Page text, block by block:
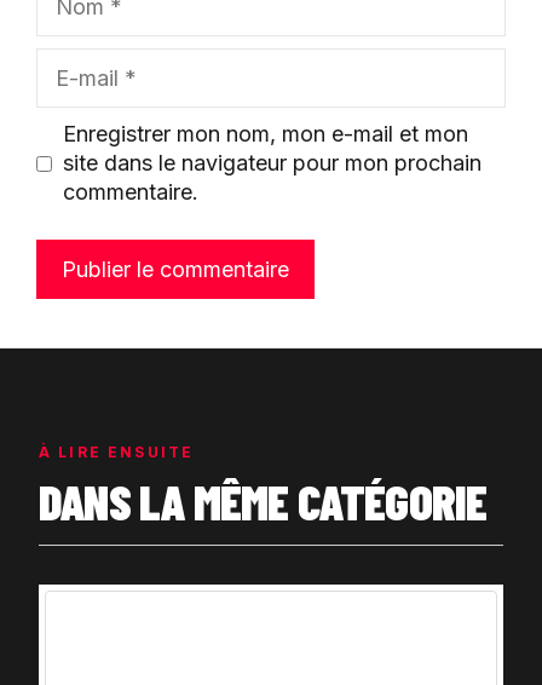
mail
Enregistrer mon nom, mon e-mail et mon
site dans le navigateur pour mon prochain
commentaire.
À LIRE ENSUITE
DANS LA MÊME CATÉGORIE